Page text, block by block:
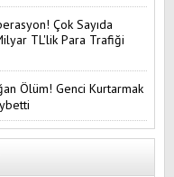
Çok Sayıda
TL'lik Para Trafiği
Ölüm! Genci Kurtarmak